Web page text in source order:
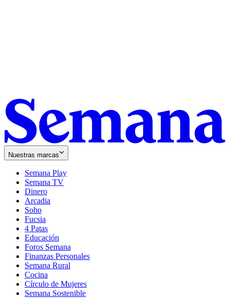
Nuestras marcas
Semana Play
Semana TV
Dinero
Arcadia
Soho
in
new
window
Fucsia
in
new
window
4 Patas
Educación
Foros Semana
Finanzas Personales
Semana Rural
Cocina
Círculo de Mujeres
Semana Sostenible